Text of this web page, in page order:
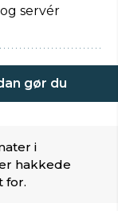
servér
gør du
i
hakkede
for.